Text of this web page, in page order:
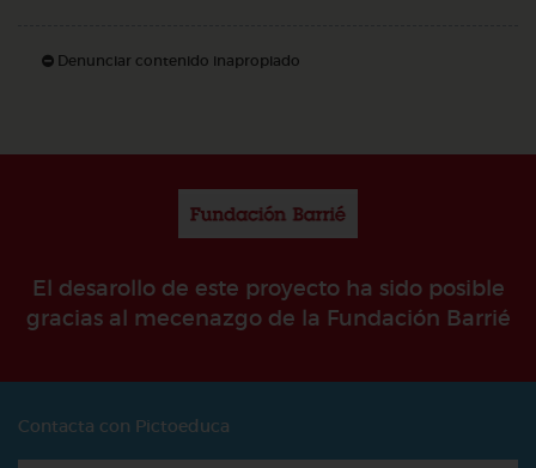
Denunciar contenido inapropiado
El desarollo de este proyecto ha sido posible
gracias al mecenazgo de la Fundación Barrié
Contacta con Pictoeduca